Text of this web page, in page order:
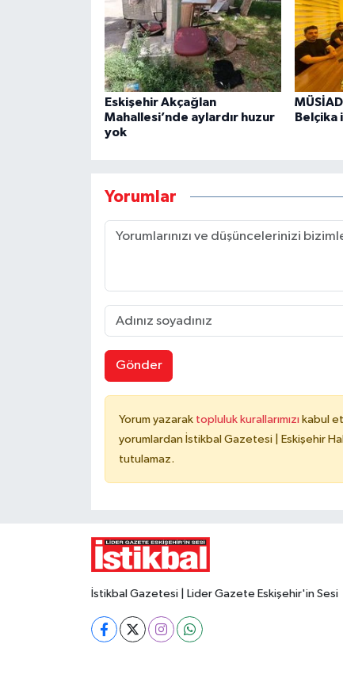
Eskişehir Akçağlan
Mahallesi’nde aylardır huzur
yok
Belçika
Yorumlar
Gönder
Yorum yazarak topluluk kurallarımızı kabul
yorumlardan İstikbal Gazetesi | Eskişehir
tutulamaz.
İstikbal Gazetesi | Lider Gazete Eskişehir'in Sesi